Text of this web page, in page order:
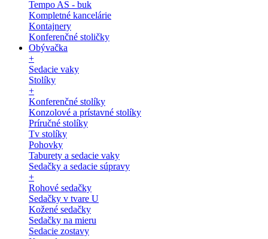
Tempo AS - buk
Kompletné kancelárie
Kontajnery
Konferenčné stoličky
Obývačka
+
Sedacie vaky
Stolíky
+
Konferenčné stolíky
Konzolové a prístavné stolíky
Príručné stolíky
Tv stolíky
Pohovky
Taburety a sedacie vaky
Sedačky a sedacie súpravy
+
Rohové sedačky
Sedačky v tvare U
Kožené sedačky
Sedačky na mieru
Sedacie zostavy